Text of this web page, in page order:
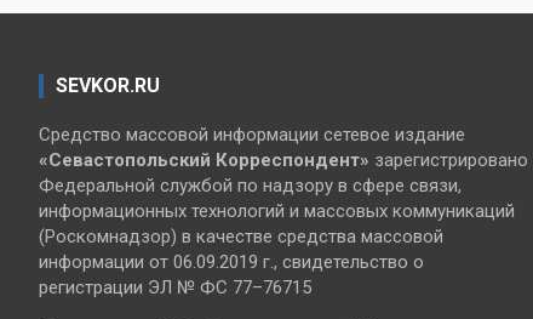
SEVKOR.RU
Средство массовой информации сетевое издание
«Севастопольский Корреспондент» зарегистрировано
Федеральной службой по надзору в сфере связи,
информационных технологий и массовых коммуникаций
(Роскомнадзор) в качестве средства массовой
информации от 06.09.2019 г., свидетельство о
регистрации ЭЛ № ФС 77–76715